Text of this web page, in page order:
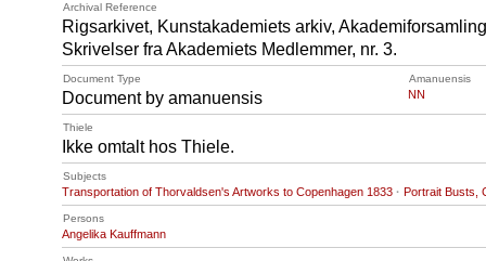
Archival Reference
Rigsarkivet, Kunstakademiets arkiv,
Skrivelser fra Akademiets Medlemmer, nr. 3.
Document Type Amanuensis
Document by amanuensis NN
Thiele
Ikke omtalt hos Thiele.
Subjects
Transportation of Thorvaldsen's Artworks to Copenhagen 1833 · Portrait Busts,
Persons
Angelika Kauffmann